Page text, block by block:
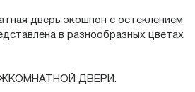
дверь экошпон с остеклением
в разнообразных цветах
ДВЕРИ: